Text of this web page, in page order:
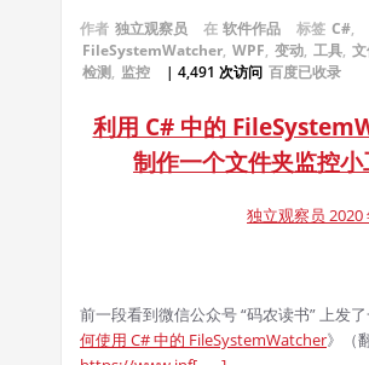
作者 独立观察员 在 软件作品 标签 C#,
FileSystemWatcher, WPF, 变动, 工具,
检测, 监控 | 4,491 次访问 百度已收录
利用 C# 中的
制作一个文件夹监控小
独立观察员 2020
前一段看到微信公众号 “码农读书” 上发
何使用 C# 中的 FileSystemWatcher》（